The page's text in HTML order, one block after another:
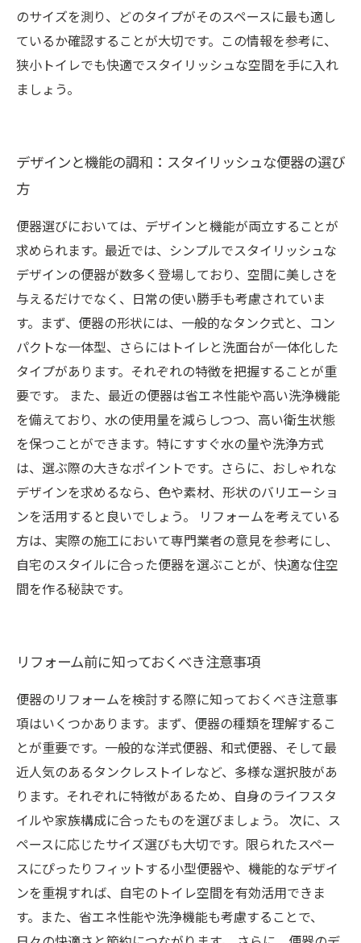
のサイズを測り、どのタイプがそのスペースに最も適し
ているか確認することが大切です。この情報を参考に、
狭小トイレでも快適でスタイリッシュな空間を手に入れ
ましょう。
デザインと機能の調和：スタイリッシュな便器の選び
方
便器選びにおいては、デザインと機能が両立することが
求められます。最近では、シンプルでスタイリッシュな
デザインの便器が数多く登場しており、空間に美しさを
与えるだけでなく、日常の使い勝手も考慮されていま
す。まず、便器の形状には、一般的なタンク式と、コン
パクトな一体型、さらにはトイレと洗面台が一体化した
タイプがあります。それぞれの特徴を把握することが重
要です。 また、最近の便器は省エネ性能や高い洗浄機能
を備えており、水の使用量を減らしつつ、高い衛生状態
を保つことができます。特にすすぐ水の量や洗浄方式
は、選ぶ際の大きなポイントです。さらに、おしゃれな
デザインを求めるなら、色や素材、形状のバリエーショ
ンを活用すると良いでしょう。 リフォームを考えている
方は、実際の施工において専門業者の意見を参考にし、
自宅のスタイルに合った便器を選ぶことが、快適な住空
間を作る秘訣です。
リフォーム前に知っておくべき注意事項
便器のリフォームを検討する際に知っておくべき注意事
項はいくつかあります。まず、便器の種類を理解するこ
とが重要です。一般的な洋式便器、和式便器、そして最
近人気のあるタンクレストイレなど、多様な選択肢があ
ります。それぞれに特徴があるため、自身のライフスタ
イルや家族構成に合ったものを選びましょう。 次に、ス
ペースに応じたサイズ選びも大切です。限られたスペー
スにぴったりフィットする小型便器や、機能的なデザイ
ンを重視すれば、自宅のトイレ空間を有効活用できま
す。また、省エネ性能や洗浄機能も考慮することで、